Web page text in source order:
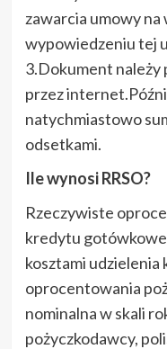
zawarcia umowy na
wypowiedzeniu tej
3.Dokument należy
przez
natychmiastowo
odsetkami.
Ile wynosi RRSO?
Rzeczywiste
kredytu
kosztami udzielenia
oprocentowania
nominalna w skali
pożyczkodawcy,